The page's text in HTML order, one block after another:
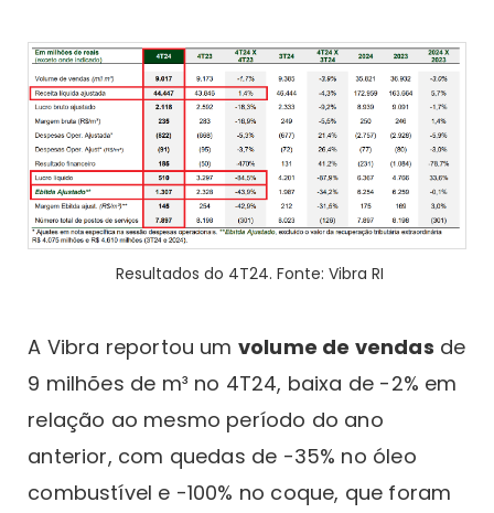
Resultados do 4T24. Fonte: Vibra RI
A Vibra reportou um volume de vendas de
9 milhões de m³ no 4T24, baixa de -2% em
relação ao mesmo período do ano
anterior, com quedas de -35% no óleo
combustível e -100% no coque, que foram